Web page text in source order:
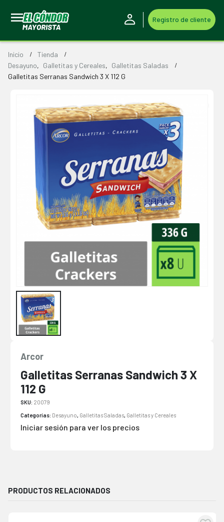
Registro de cliente
Inicio
Tienda
Desayuno, Galletitas y Cereales, Galletitas Saladas
Galletitas Serranas Sandwich 3 X 112 G
Arcor
Galletitas Serranas Sandwich 3 X
112 G
SKU: 20079
Categorías: Desayuno, Galletitas Saladas, Galletitas y Cereales
Iniciar sesión para ver los precios
PRODUCTOS RELACIONADOS